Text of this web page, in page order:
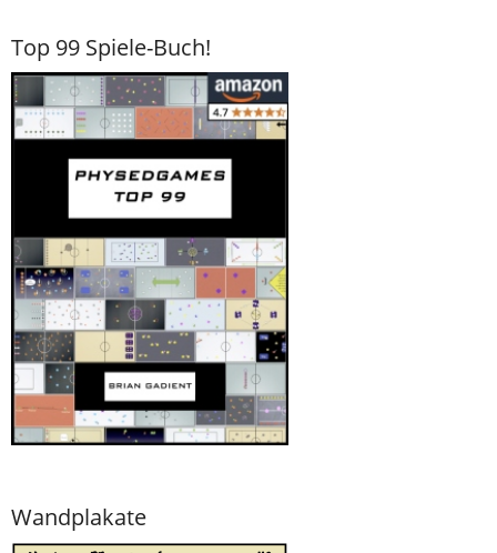
Top 99 Spiele-Buch!
Wandplakate